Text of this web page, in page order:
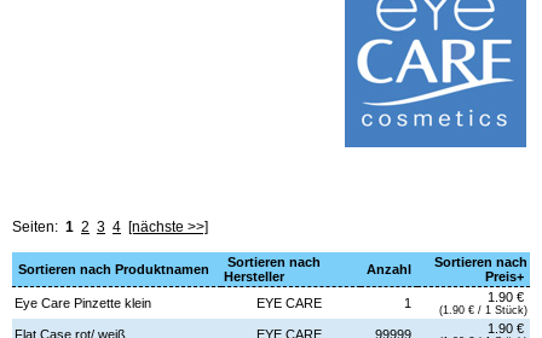
Seiten: 1 2 3 4 [nächste >>]
Sortieren nach Produktnamen
Sortieren nach
Hersteller
Anzahl
Sortieren nach
Preis+
Eye Care Pinzette klein
EYE CARE 1 1.90 €
(1.90 € / 1 Stück)
Flat Case rot/ weiß EYE CARE 99999 1.90 €